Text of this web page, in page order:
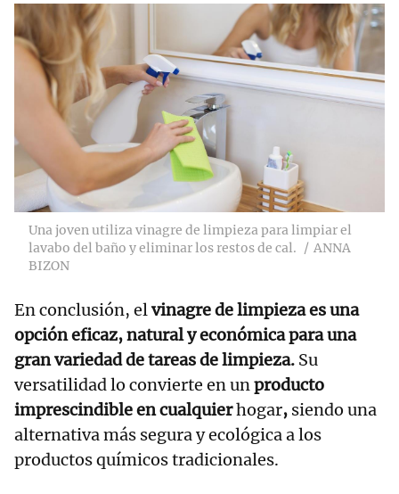
Una joven utiliza vinagre de limpieza para limpiar el
lavabo del baño y eliminar los restos de cal.
ANNA
BIZON
En conclusión, elvinagre de limpieza es una
opción eficaz, natural y económica para una
gran variedad de tareas de limpieza. Su
versatilidad lo convierte en unproducto
imprescindible en cualquierhogar, siendo una
alternativa más segura y ecológica a los
productos químicos tradicionales.